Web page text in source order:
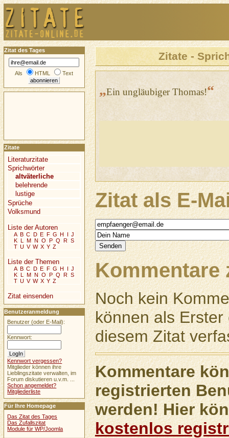
Zitate -
„Ein ungläubiger Thomas!“
Zitat als E-
Kommentare
Noch kein
können als
diesem Zitat
Kommentare
registrierten
werden! Hier
kostenlos
Zitat des Tages
Als HTML Text
Zitate
Literaturzitate
Sprichwörter
altväterliche
belehrende
lustige
Sprüche
Volksmund
Liste der Autoren
A B C D E F G H I J
K L M N O P Q R S
T U V W X Y Z
Liste der Themen
A B C D E F G H I J
K L M N O P Q R S
T U V W X Y Z
Zitat einsenden
Benutzeranmeldung
Benutzer (oder E-Mail):
Kennwort:
Kennwort vergessen?
Mitglieder können ihre
Lieblingszitate verwalten, im
Forum diskutieren u.v.m. ...
Schon angemeldet?
Mitgliederliste
Für Ihre Homepage
Das Zitat des Tages
Das Zufallszitat
Module für WP/Joomla